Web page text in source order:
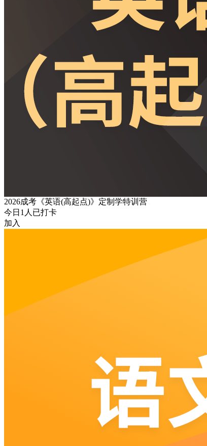
2026成考《英语(高起点)》定制学特训营
今日 1 人已打卡
加入